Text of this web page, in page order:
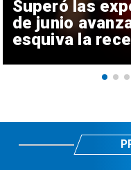
Superó las
de junio
esquiva la